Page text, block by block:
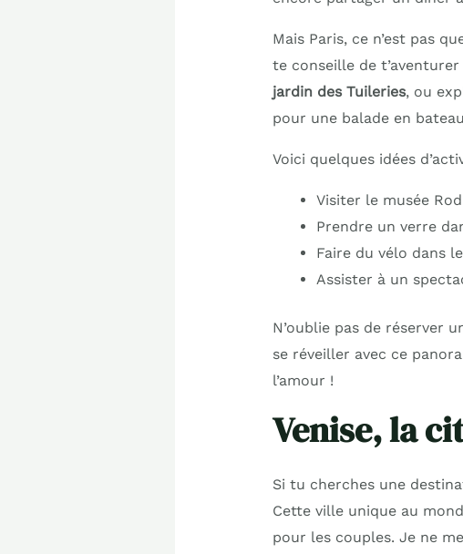
Mais Paris, ce n’est pas
te conseille de
jardin des Tuileries, ou
pour une balade en
Voici quelques idées
Visiter le musée
Prendre un verre
Faire du vélo dans
Assister à un
N’oublie pas de réserver
se réveiller avec ce
l’amour !
Venise, la
Si tu cherches une
Cette ville unique au
pour les couples. Je ne